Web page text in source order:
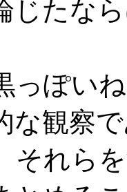
じたな
っぽい
な観察
それら